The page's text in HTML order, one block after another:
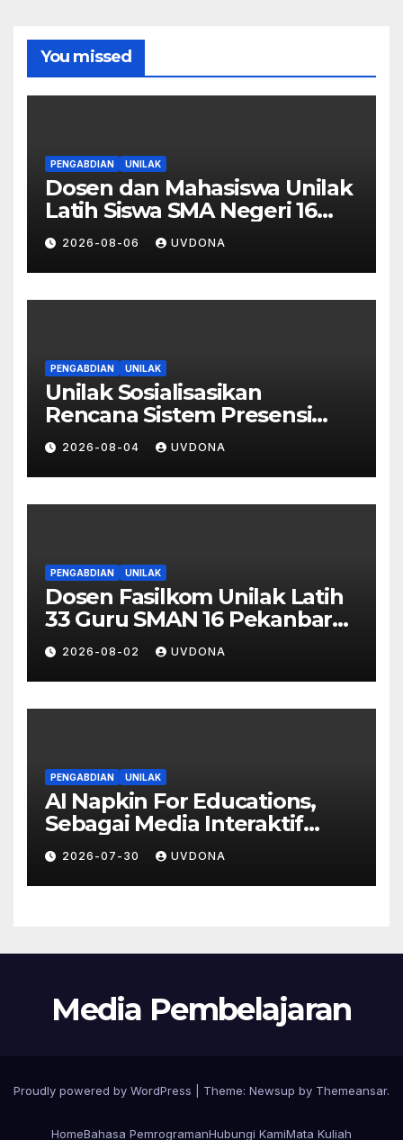
You missed
PENGABDIAN UNILAK
Dosen dan Mahasiswa Unilak
Latih Siswa SMA Negeri 16
Pekanbaru Kelola Bisnis
Digital Lewat Affiliate
Marketing dan Aplikasi MOVA
2026-08-06 UVDONA
PENGABDIAN UNILAK
Unilak Sosialisasikan
Rencana Sistem Presensi
Digital Berbasis Pengenalan
Wajah di SMA Negeri 1
Kateman
2026-08-04 UVDONA
PENGABDIAN UNILAK
Dosen Fasilkom Unilak Latih
33 Guru SMAN 16 Pekanbaru
Gelar Ujian Digital Berbasis
Kecerdasan Buatan
2026-08-02 UVDONA
PENGABDIAN UNILAK
AI Napkin For Educations,
Sebagai Media Interaktif
Peningkatkan Partisipasi dan
Stimulus Pembelajaran Siswa
2026-07-30 UVDONA
Media Pembelajaran
Proudly powered by WordPress Theme: Newsup by Themeansar.
HomeBahasa PemrogramanHubungi KamiMata Kuliah